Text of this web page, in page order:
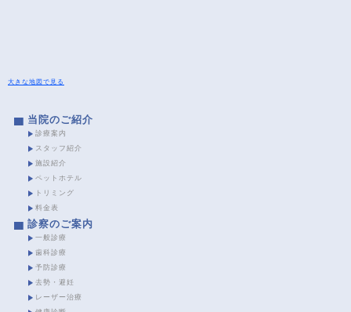
大きな地図で見る
当院のご紹介
診療案内
スタッフ紹介
施設紹介
ペットホテル
トリミング
料金表
診察のご案内
一般診療
歯科診療
予防診療
去勢・避妊
レーザー治療